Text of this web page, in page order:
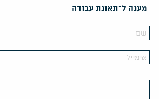
מענה ל־תאונת עבודה